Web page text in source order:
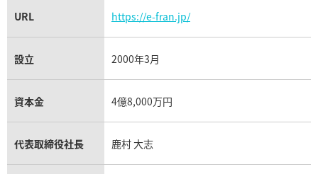
URL https://e-fran.jp/
設立 2000年3月
資本金 4億8,000万円
代表取締役社長 鹿村 大志